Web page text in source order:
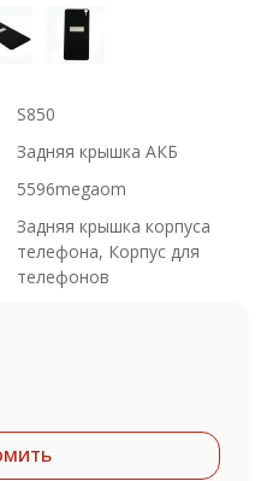
S850
Задняя крышка АКБ
5596megaom
Задняя крышка корпуса
телефона, Корпус для
телефонов